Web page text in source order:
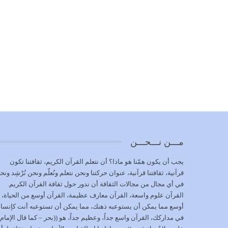
مـــن نـــحـــن
يجب أن يكون همّنا هو ماذا؟ أن نتعلم القرآن الكريم، ثقافتنا تكون
قرآنية، ثقافتنا قرآنية، عنوان حركتنا ونحن نتعلم ونُعلّم ونحن نُرْشِد
في أي مجال من مجالات الثقافة أن ندور حول ثقافة القرآن الكريم.
القرآن علوم واسعة، القرآن معارف عظيمة، القرآن أوسع من الحياة،
أوسع مما يمكن أن يستوعبه ذهنك، مما يمكن أن تستوعبه أنت
في مداركك، القرآن واسع جداً، وعظيم جداً، هو ((بحر – كما قال الإمام